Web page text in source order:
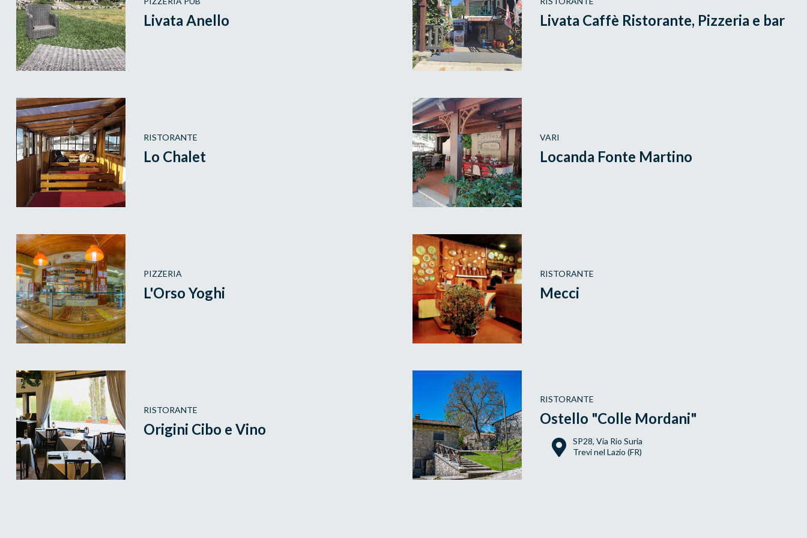
Livata Anello Livata Caffè Ristorante, Pizzeria e bar
RISTORANTE
Lo Chalet
VARI
Locanda Fonte Martino
PIZZERIA
L'Orso Yoghi
RISTORANTE
Mecci
RISTORANTE
Origini Cibo e Vino
RISTORANTE
Ostello "Colle Mordani"
SP28, Via Rio Suria
Trevi nel Lazio (FR)